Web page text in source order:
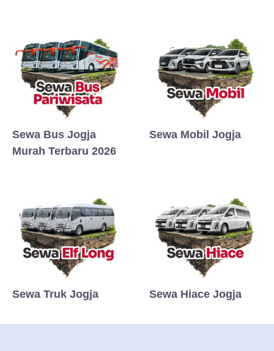
Sewa Bus Jogja
Murah Terbaru 2026
Sewa Mobil Jogja
Sewa Truk Jogja Sewa Hiace Jogja